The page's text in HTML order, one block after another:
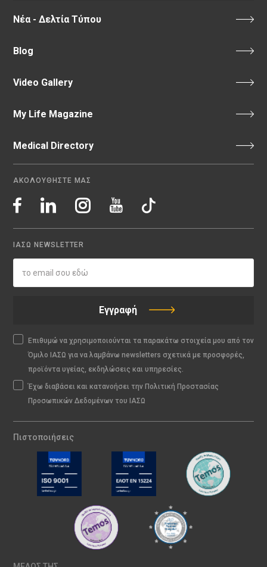
Νέα - Δελτία Τύπου
Blog
Video Gallery
My Life Magazine
Medical Directory
ΑΚΟΛΟΥΘΗΣΤΕ ΜΑΣ
ΙΑΣΩ NEWSLETTER
Εγγραφή
Επιθυμώ να χρησιμοποιούνται τα παρακάτω στοιχεία μου από τον
Όμιλο ΙΑΣΩ για να λαμβάνω newsletters σχετικά με προσφορές,
προϊόντα υγείας, εκδηλώσεις και υπηρεσίες.
Έχω διαβάσει και κατανοήσει την Πολιτική Προστασίας
Προσωπικών Δεδομένων του ΙΑΣΩ
Πιστοποιήσεις